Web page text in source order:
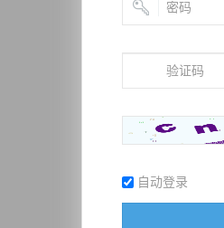
自动登录